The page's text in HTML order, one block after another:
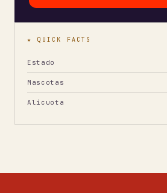
★ QUICK FACTS
Estado
Mascotas
Alícuota